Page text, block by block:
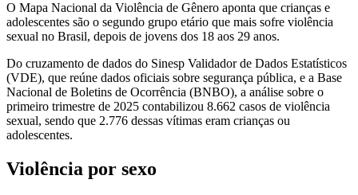
O Mapa Nacional da Violência de Gênero aponta que crianças e
adolescentes são o segundo grupo etário que mais sofre violência
sexual no Brasil, depois de jovens dos 18 aos 29 anos.
Do cruzamento de dados do Sinesp Validador de Dados Estatísticos
(VDE), que reúne dados oficiais sobre segurança pública, e a Base
Nacional de Boletins de Ocorrência (BNBO), a análise sobre o
primeiro trimestre de 2025 contabilizou 8.662 casos de violência
sexual, sendo que 2.776 dessas vítimas eram crianças ou
adolescentes.
Violência por sexo